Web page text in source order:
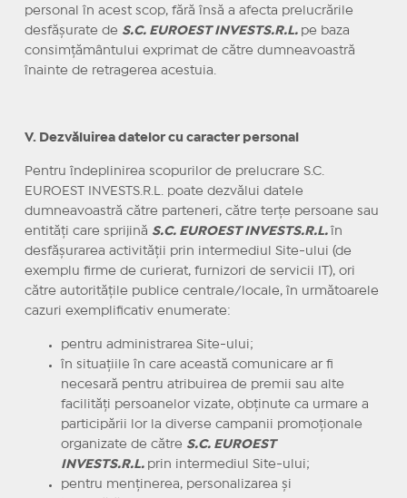
personal în acest scop, fără însă a afecta prelucrările
desfăşurate de S.C. EUROEST INVESTS.R.L. pe baza
consimţământului exprimat de către dumneavoastră
înainte de retragerea acestuia.
V. Dezvăluirea datelor cu caracter personal
Pentru îndeplinirea scopurilor de prelucrare S.C.
EUROEST INVESTS.R.L. poate dezvălui datele
dumneavoastră către parteneri, către terţe persoane sau
entităţi care sprijină S.C. EUROEST INVESTS.R.L. în
desfăşurarea activităţii prin intermediul Site-ului (de
exemplu firme de curierat, furnizori de servicii IT), ori
către autorităţile publice centrale/locale, în următoarele
cazuri exemplificativ enumerate:
pentru administrarea Site-ului;
în situaţiile în care această comunicare ar fi
necesară pentru atribuirea de premii sau alte
facilităţi persoanelor vizate, obţinute ca urmare a
participării lor la diverse campanii promoţionale
organizate de către S.C. EUROEST
INVESTS.R.L. prin intermediul Site-ului;
pentru menţinerea, personalizarea şi